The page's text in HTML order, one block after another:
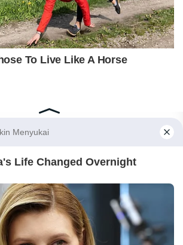
Redaksi Privacy Policy
Disclaimer
Media Siber
Tentang Kami
Copyright © 2018-2026